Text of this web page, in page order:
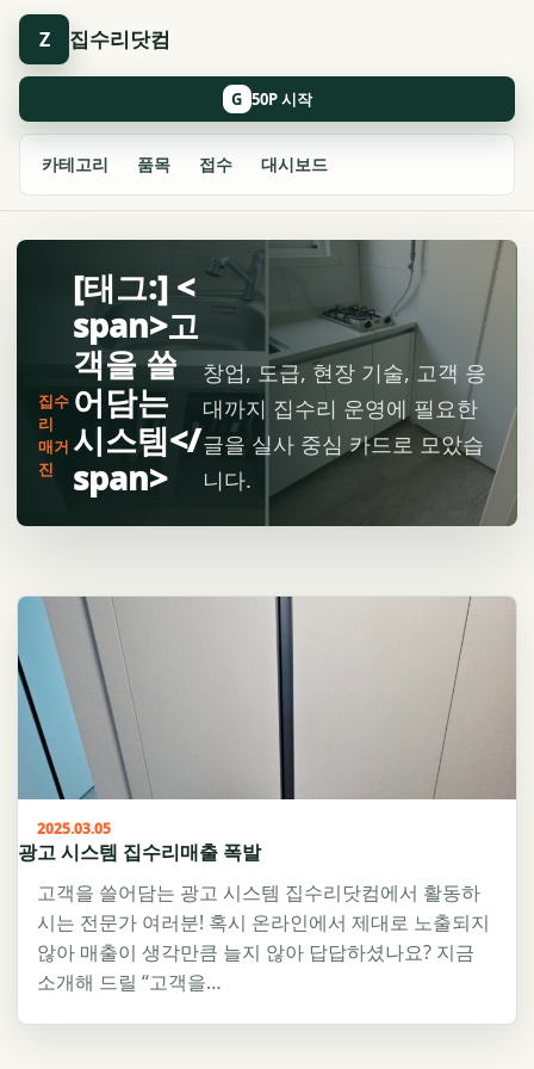
Z 집수리닷컴
카테고리 품목 접수 대시보드
G
집수
리
매거
진
[태그:] <
span>고
객을 쓸
어담는
시스템</
span>
창업, 도급, 현장 기술, 고객 응
대까지 집수리 운영에 필요한
글을 실사 중심 카드로 모았습
니다.
2025.03.05
광고 시스템 집수리매출 폭발
고객을 쓸어담는 광고 시스템 집수리닷컴에서 활동하
시는 전문가 여러분! 혹시 온라인에서 제대로 노출되지
않아 매출이 생각만큼 늘지 않아 답답하셨나요? 지금
소개해 드릴 “고객을…